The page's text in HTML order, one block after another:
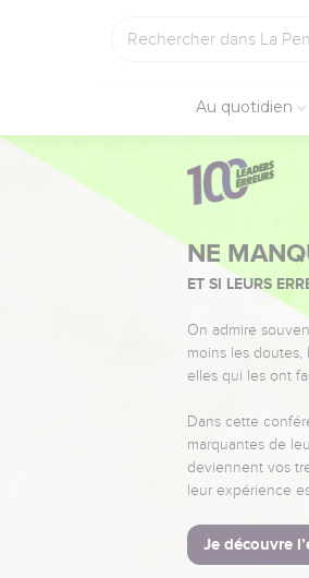
Au quotidien
NE
ET SI LEURS
On admire
moins les doutes,
elles qui les ont
Dans cette
marquantes de
deviennent vos
leur expérience
Je découvre